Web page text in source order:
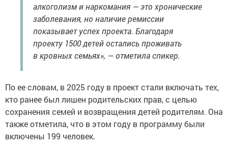
алкоголизм и наркомания — это хронические
заболевания, но наличие ремиссии
показывает успех проекта. Благодаря
проекту 1500 детей остались проживать
в кровных семьях», — отметила спикер.
По ее словам, в 2025 году в проект стали включать тех,
кто ранее был лишен родительских прав, с целью
сохранения семей и возвращения детей родителям. Она
также отметила, что в этом году в программу были
включены 199 человек.